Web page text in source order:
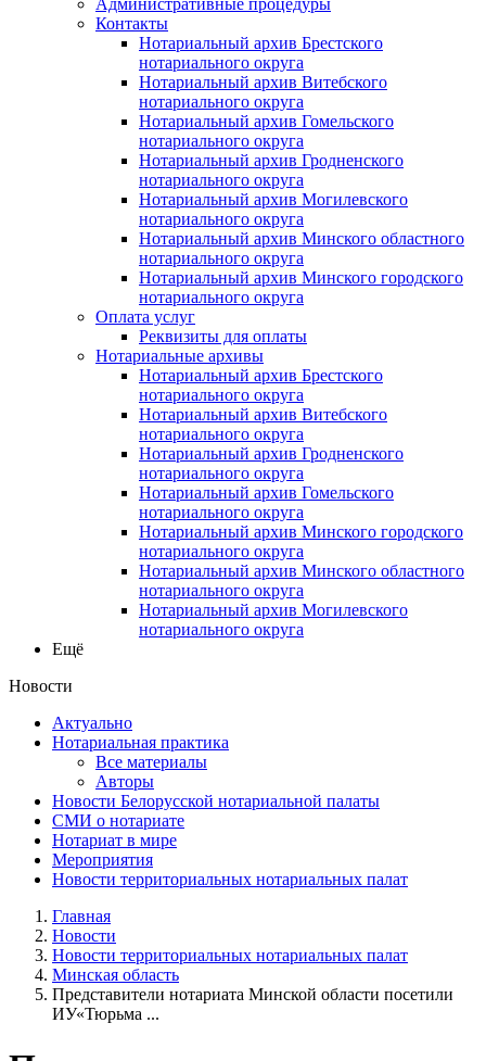
Контакты
Нотариальный архив Брестского
нотариального округа
Нотариальный архив Витебского
нотариального округа
Нотариальный архив Гомельского
нотариального округа
Нотариальный архив Гродненского
нотариального округа
Нотариальный архив Могилевского
нотариального округа
Нотариальный архив Минского областного
нотариального округа
Нотариальный архив Минского городского
нотариального округа
Оплата услуг
Реквизиты для оплаты
Нотариальные архивы
Нотариальный архив Брестского
нотариального округа
Нотариальный архив Витебского
нотариального округа
Нотариальный архив Гродненского
нотариального округа
Нотариальный архив Гомельского
нотариального округа
Нотариальный архив Минского городского
нотариального округа
Нотариальный архив Минского областного
нотариального округа
Нотариальный архив Могилевского
нотариального округа
Ещё
Новости
Актуально
Нотариальная практика
Все материалы
Авторы
Новости Белорусской нотариальной палаты
СМИ о нотариате
Нотариат в мире
Мероприятия
Новости территориальных нотариальных палат
Главная
Новости
Новости территориальных нотариальных палат
Минская область
Представители нотариата Минской области посетили
ИУ«Тюрьма ...